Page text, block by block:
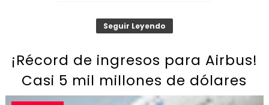
Seguir Leyendo
¡Récord de ingresos para Airbus!
Casi 5 mil millones de dólares